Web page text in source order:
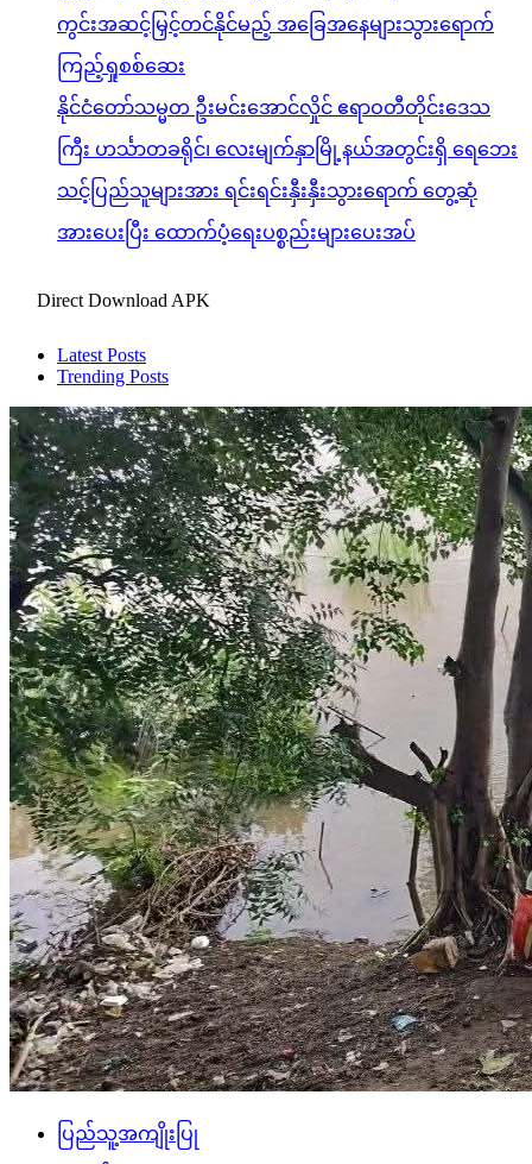
ကွင်းအဆင့်မြှင့်တင်နိုင်မည့် အခြေအနေများသွားရောက်
ကြည့်ရှုစစ်ဆေး
နိုင်ငံတော်သမ္မတ ဦးမင်းအောင်လှိုင် ဧရာဝတီတိုင်းဒေသ
ကြီး ဟင်္သာတခရိုင်၊ လေးမျက်နှာမြို့နယ်အတွင်းရှိ ရေဘေး
သင့်ပြည်သူများအား ရင်းရင်းနှီးနှီးသွားရောက် တွေ့ဆုံ
အားပေးပြီး ထောက်ပံ့ရေးပစ္စည်းများပေးအပ်
Direct Download APK
Latest Posts
Trending Posts
ပြည်သူ့အကျိုးပြု